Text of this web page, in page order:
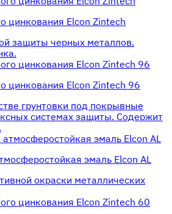
цинкования Elcon Zintech
защиты черных металлов.
цинкования Elcon Zintech 96
грунтовки под покрывные
системах защиты. Cодержит
эмаль Elcon AL
окраски металлических